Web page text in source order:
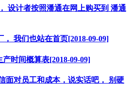
设计者按照潘通在网上购买到 潘通
， 我们也站在首页[2018-09-09]
时间概算表[2018-09-09]
面对员工和成本，说实话吧， 别硬